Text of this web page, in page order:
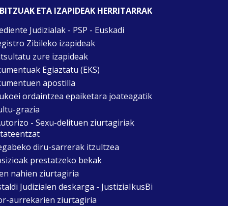
ETA IZAPIDEAK HERRITARRAK
Judizialak - PSP - Euskadi
Zibileko izapideak
zure izapideak
Egiaztatu (EKS)
apostilla
ordaintzea epaiketara joateagatik
grazia
- Sexu-delituen ziurtagiriak
diru-sarrerak itzultzea
prestatzeko bekak
nahien ziurtagiria
Judizialen deskarga - JustiziaIkusBi
aurrekarien ziurtagiria